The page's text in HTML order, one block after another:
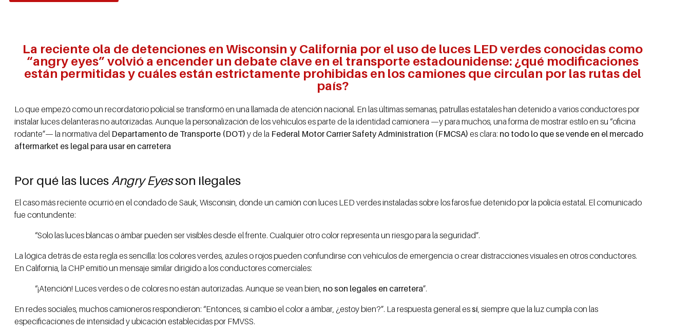
La reciente ola de detenciones en Wisconsin y California por el uso de luces LED verdes conocidas como
“angry eyes” volvió a encender un debate clave en el transporte estadounidense: ¿qué modificaciones
están permitidas y cuáles están estrictamente prohibidas en los camiones que circulan por las rutas del
país?
Lo que empezó como un recordatorio policial se transformó en una llamada de atención nacional. En las últimas semanas, patrullas estatales han detenido a varios conductores por
instalar luces delanteras no autorizadas. Aunque la personalización de los vehículos es parte de la identidad camionera —y para muchos, una forma de mostrar estilo en su “oficina
rodante”— la normativa del Departamento de Transporte (DOT) y de la Federal Motor Carrier Safety Administration (FMCSA) es clara: no todo lo que se vende en el mercado
aftermarket es legal para usar en carretera
Por qué las luces Angry Eyesson ilegales
El caso más reciente ocurrió en el condado de Sauk, Wisconsin, donde un camión con luces LED verdes instaladas sobre los faros fue detenido por la policía estatal. El comunicado
fue contundente:
“Solo las luces blancas o ámbar pueden ser visibles desde el frente. Cualquier otro color representa un riesgo para la seguridad”.
La lógica detrás de esta regla es sencilla: los colores verdes, azules o rojos pueden confundirse con vehículos de emergencia o crear distracciones visuales en otros conductores.
En California, la CHP emitió un mensaje similar dirigido a los conductores comerciales:
“¡Atención! Luces verdes o de colores no están autorizadas. Aunque se vean bien, no son legales en carretera”.
En redes sociales, muchos camioneros respondieron: “Entonces, si cambio el color a ámbar, ¿estoy bien?”. La respuesta general essí, siempre que la luz cumpla con las
especificaciones de intensidad y ubicación establecidas por FMVSS.